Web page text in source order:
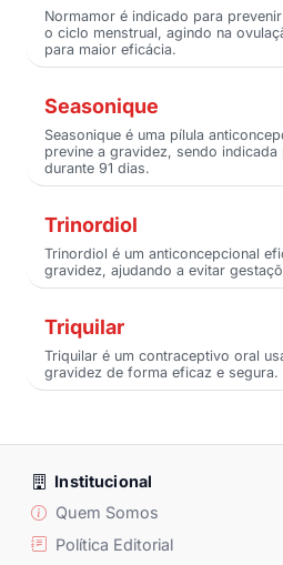
Normamor é indicado para
o ciclo menstrual, agindo na
para maior eficácia.
Seasonique
Seasonique é uma pílula
previne a gravidez, sendo indicada
durante 91 dias.
Trinordiol
Trinordiol é um anticoncepcional
gravidez, ajudando a evitar
Triquilar
Triquilar é um contraceptivo oral
gravidez de forma eficaz e segura.
Institucional
Quem Somos
Política Editorial